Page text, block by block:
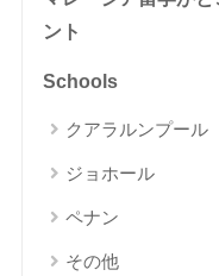
ント
Schools
クアラルンプール
ジョホール
ペナン
その他